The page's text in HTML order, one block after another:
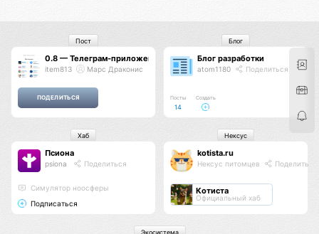
0.8 — Телеграм-приложение и новая навигация
item813 Марс Драконис
Пост
Блог разработки
atom1180 Поделиться
Посты
14
Создать
Блог
Псиона
psiona Поделиться
Cимулятор ноосферы
Подписаться
Хаб
kotista.ru
Нексус питомцев Поделиться
Котиста
Официальный хаб
Нексус
Экосистема